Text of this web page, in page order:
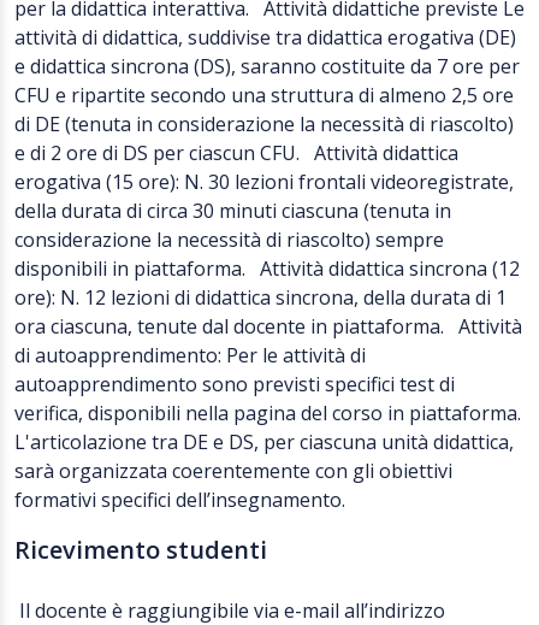
per la didattica interattiva. Attività didattiche previste Le
attività di didattica, suddivise tra didattica erogativa (DE)
e didattica sincrona (DS), saranno costituite da 7 ore per
CFU e ripartite secondo una struttura di almeno 2,5 ore
di DE (tenuta in considerazione la necessità di riascolto)
e di 2 ore di DS per ciascun CFU. Attività didattica
erogativa (15 ore): N. 30 lezioni frontali videoregistrate,
della durata di circa 30 minuti ciascuna (tenuta in
considerazione la necessità di riascolto) sempre
disponibili in piattaforma. Attività didattica sincrona (12
ore): N. 12 lezioni di didattica sincrona, della durata di 1
ora ciascuna, tenute dal docente in piattaforma. Attività
di autoapprendimento: Per le attività di
autoapprendimento sono previsti specifici test di
verifica, disponibili nella pagina del corso in piattaforma.
L'articolazione tra DE e DS, per ciascuna unità didattica,
sarà organizzata coerentemente con gli obiettivi
formativi specifici dell’insegnamento.
Ricevimento studenti
Il docente è raggiungibile via e-mail all’indirizzo